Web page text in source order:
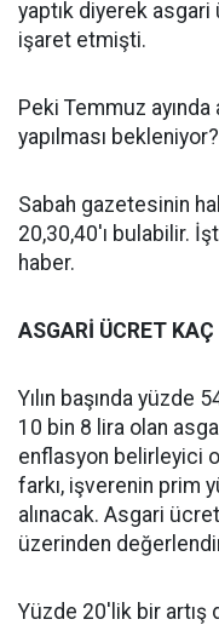
yaptık diyerek asgari
işaret etmişti.
Peki Temmuz
yapılması bekleniyor?
Sabah gazetesinin
20,30,40'ı bulabilir.
haber.
ASGARİ ÜCRET
Yılın başında yüzde
10 bin 8 lira olan
enflasyon belirleyici
farkı, işverenin prim
alınacak. Asgari
üzerinden
Yüzde 20'lik bir artış